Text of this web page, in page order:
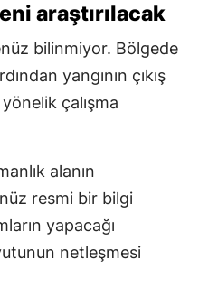
araştırılacak
bilinmiyor. Bölgede
yangının çıkış
çalışma
alanın
resmi bir bilgi
yapacağı
netleşmesi